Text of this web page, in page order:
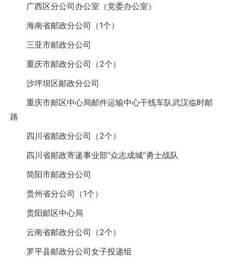
广西区分公司办公室（党委办公室）
海南省邮政分公司（1个）
三亚市邮政分公司
重庆市邮政分公司（2个）
沙坪坝区邮政分公司
重庆市邮区中心局邮件运输中心干线车队武汉临时邮
路
四川省邮政分公司（2个）
四川省邮政寄递事业部“众志成城”勇士战队
简阳市邮政分公司
贵州省分公司（1个）
贵阳邮区中心局
云南省邮政分公司（2个）
罗平县邮政分公司女子投递组